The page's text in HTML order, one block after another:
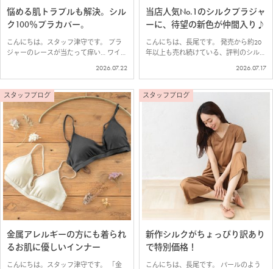
悩める肌トラブルも解決。シル
ク100％ブラカバー。
こんにちは。スタッフ津守です。 ブラ
ジャーのレースが当たって痒い… ワイヤ
ク100％ 薄テレコ ブラカバー …
2026.07.22
当店人気No.1のシルクブラジャ
ーに、待望の新色が仲間入り♪
こんにちは、長尾です。 発売から約20
年以上も売れ続けている、評判のシルク
色の『フレンチベージュ』は、ブロンズ
の…
2026.07.17
スタッフブログ
金属アレルギーの方にも着られ
るお肌に優しいインナー
こんにちは。スタッフ津守です。 「金
スタッフブログ
新作シルクがちょっぴり訳あり
で特別価格！
こんにちは、長尾です。 パールのよう